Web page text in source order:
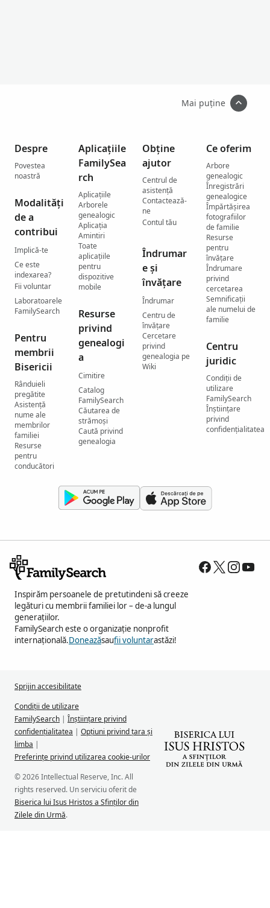
Mai puține
Despre
Povestea
noastră
Modalități
de a
contribui
Implică-te
Ce este
indexarea?
Fii voluntar
Laboratoarele
FamilySearch
Pentru
membrii
Bisericii
Rânduieli
pregătite
Asistență
nume ale
membrilor
familiei
Resurse
pentru
conducători
Aplicațiile
FamilySea
rch
Aplicațiile
Arborele
genealogic
Aplicația
Amintiri
Toate
aplicațiile
pentru
dispozitive
mobile
Resurse
privind
genealogi
a
Cimitire
Catalog
FamilySearch
Căutarea de
strămoși
Caută privind
genealogia
Obține
ajutor
Centrul de
asistenţă
Contactează-
ne
Contul tău
Îndrumar
e și
învățare
Îndrumar
Centru de
învățare
Cercetare
privind
genealogia pe
Wiki
Ce oferim
Arbore
genealogic
Înregistrări
genealogice
Împărtășirea
fotografiilor
de familie
Resurse
pentru
învățare
Îndrumare
privind
cercetarea
Semnificații
ale numelui de
familie
Centru
juridic
Condiții de
utilizare
FamilySearch
Înștiințare
privind
confidențialitatea
Inspirăm persoanele de pretutindeni să creeze
legături cu membrii familiei lor – de-a lungul
generațiilor.
FamilySearch este o organizație nonprofit
internațională.Doneazăsaufii voluntarastăzi!
Sprijin accesibilitate
Condiții de utilizare
FamilySearch | Înștiințare privind
confidențialitatea | Opțiuni privind țara și
limba |
Preferințe privind utilizarea cookie-urilor
© 2026 Intellectual Reserve, Inc. All
rights reserved. Un serviciu oferit de
Biserica lui Isus Hristos a Sfinților din
Zilele din Urmă.